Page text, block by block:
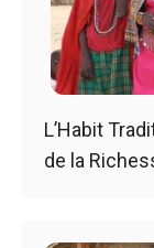
L’Habit
de la